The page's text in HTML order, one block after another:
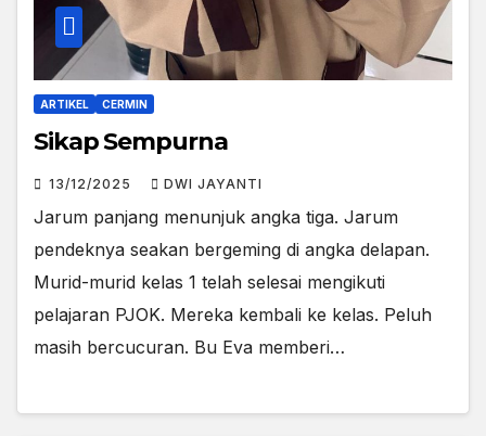
ARTIKEL CERMIN
Sikap Sempurna
13/12/2025 DWI JAYANTI
Jarum panjang menunjuk angka tiga. Jarum
pendeknya seakan bergeming di angka delapan.
Murid-murid kelas 1 telah selesai mengikuti
pelajaran PJOK. Mereka kembali ke kelas. Peluh
masih bercucuran. Bu Eva memberi…